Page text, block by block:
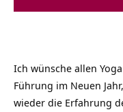
Ich wünsche allen
Führung im Neuen
wieder die Erfahrung